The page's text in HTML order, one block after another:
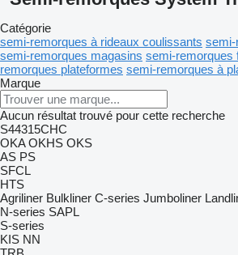
Catégorie
semi-remorques à rideaux coulissants semi-
semi-remorques magasins semi-remorques
remorques plateformes semi-remorques à
Marque
Aucun résultat trouvé pour cette recherche
S44315CHC
OKA OKHS OKS
AS PS
SFCL
HTS
Agriliner Bulkliner C-series Jumboliner
N-series SAPL
S-series
KIS NN